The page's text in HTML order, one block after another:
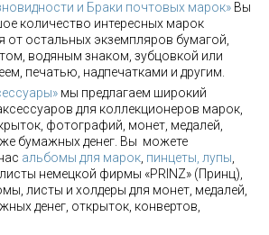
и Браки почтовых марок» Вы
количество интересных марок
от остальных экземпляров бумагой,
водяным знаком, зубцовкой или
печатью, надпечатками и другим.
мы предлагаем широкий
для коллекционеров марок,
фотографий, монет, медалей,
бумажных денег. Вы можете
альбомы для марок пинцеты, лупы
немецкой фирмы «PRINZ» (Принц),
листы и холдеры для монет, медалей,
денег, открыток, конвертов,